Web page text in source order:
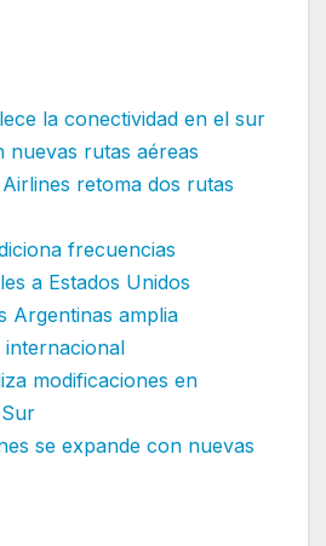
la conectividad en el sur
nuevas rutas aéreas
retoma dos rutas
frecuencias
a Estados Unidos
Argentinas amplia
internacional
modificaciones en
se expande con nuevas